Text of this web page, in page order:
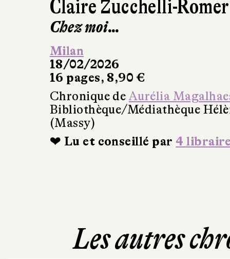
Claire Zucchelli-Romer
Chez moi…
Milan
18/02/2026
16 pages, 8,90 €
Chronique de Aurélia
Bibliothèque/Médiathèque
(Massy)
❤ Lu et conseillé par 4
Les autres